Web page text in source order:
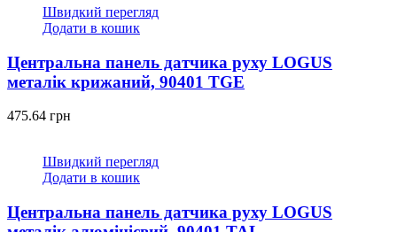
Швидкий перегляд
Додати в кошик
Центральна панель датчика руху LOGUS
металік крижаний, 90401 TGE
475.64 грн
Швидкий перегляд
Додати в кошик
Центральна панель датчика руху LOGUS